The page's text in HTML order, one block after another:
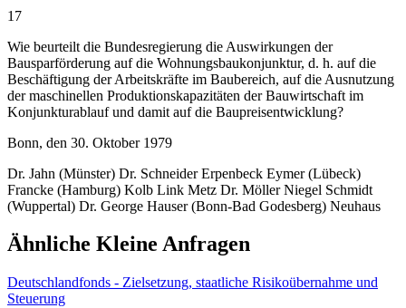
17
Wie beurteilt die Bundesregierung die Auswirkungen der
Bausparförderung auf die Wohnungsbaukonjunktur, d. h. auf die
Beschäftigung der Arbeitskräfte im Baubereich, auf die Ausnutzung
der maschinellen Produktionskapazitäten der Bauwirtschaft im
Konjunkturablauf und damit auf die Baupreisentwicklung?
Bonn, den 30. Oktober 1979
Dr. Jahn (Münster) Dr. Schneider Erpenbeck Eymer (Lübeck)
Francke (Hamburg) Kolb Link Metz Dr. Möller Niegel Schmidt
(Wuppertal) Dr. George Hauser (Bonn-Bad Godesberg) Neuhaus
Ähnliche Kleine Anfragen
Deutschlandfonds - Zielsetzung, staatliche Risikoübernahme und
Steuerung